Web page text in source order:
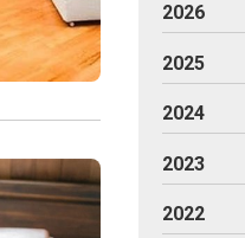
2026
2025
2024
2023
2022